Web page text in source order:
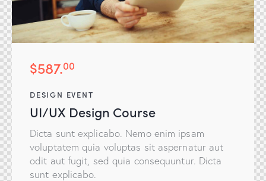
$587.00
DESIGN EVENT
UI/UX Design Course
Dicta sunt explicabo. Nemo enim ipsam
voluptatem quia voluptas sit aspernatur aut
odit aut fugit, sed quia consequuntur. Dicta
sunt explicabo.